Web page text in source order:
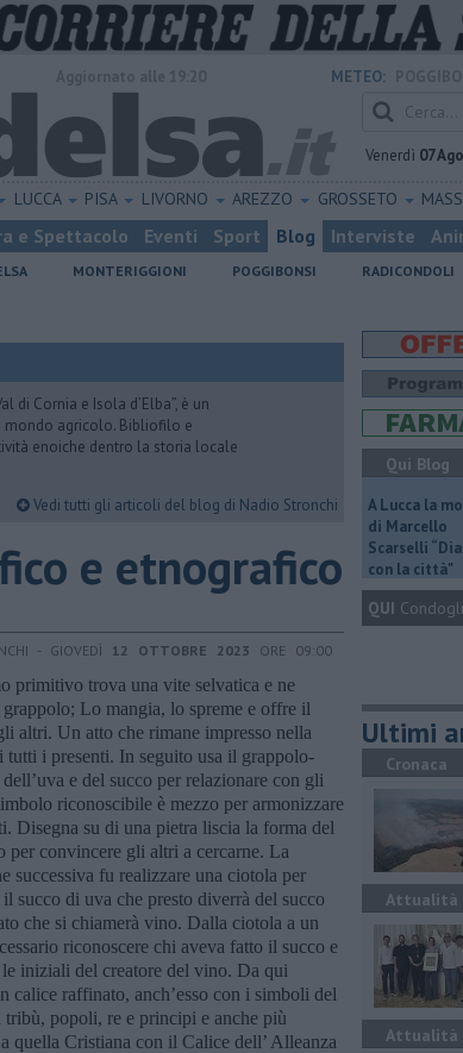
METEO:
Venerdì 07
LUCCA PISA LIVORNO AREZZO GROSSETO
e Spettacolo Eventi Sport Blog Interviste
MONTERIGGIONI POGGIBONSI RADICONDOLI
di Cornia e Isola d’Elba”, è un
mondo agricolo. Bibliofilo e
enoiche dentro la storia locale
Vedi tutti gli articoli del blog di Nadio Stronchi
e etnografico
- GIOVEDÌ 12 OTTOBRE 2023 ORE 09:00
primitivo trova una vite selvatica e ne
Lo mangia, lo spreme e offre il
altri. Un atto che rimane impresso nella
tutti i presenti. In seguito usa il grappolo-
e del succo per relazionare con gli
riconoscibile è mezzo per armonizzare
Disegna su di una pietra liscia la forma del
per convincere gli altri a cercarne. La
successiva fu realizzare una ciotola per
il succo di uva che presto diverrà del succo
che si chiamerà vino. Dalla ciotola a un
riconoscere chi aveva fatto il succo e
iniziali del creatore del vino. Da qui
calice raffinato, anch’esso con i simboli del
popoli, re e principi e anche più
quella Cristiana con il Calice dell’ Alleanza
Qui Blog
A Lucca la
di Marcello
Scarselli
con la città"
QUI
Ultimi
Cronaca
Attualità
Attualità